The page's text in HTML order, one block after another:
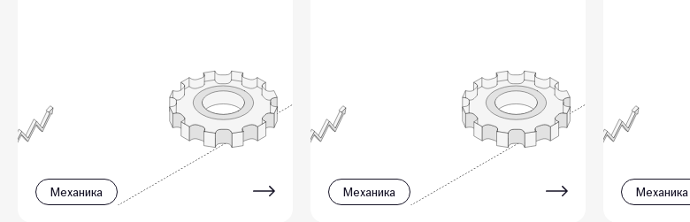
Механика Механика Механика